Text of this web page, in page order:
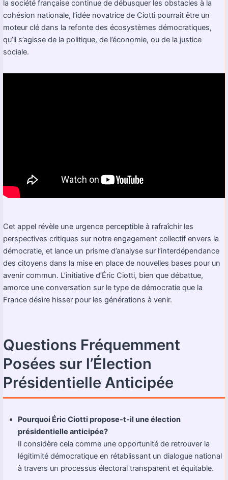
la société française continue de débusquer les obstacles à la
cohésion nationale, l’idée novatrice de Ciotti pourrait être un
moteur clé dans la refonte des écosystèmes démocratiques,
qu’il s’agisse de la politique, de l’économie, ou de la justice
sociale.
Cet appel révèle une urgence perceptible à rafraîchir les
perspectives critiques sur notre engagement collectif envers la
démocratie, et lance un prisme d’analyse sur l’interdépendance
des citoyens dans la mise en place de nouvelles bases pour un
avenir commun. L’initiative d’Éric Ciotti, bien que débattue,
amorce une conversation sur le type de démocratie que la
France désire hisser pour les générations à venir.
Questions Fréquemment
Posées sur l’Élection
Présidentielle Anticipée
Pourquoi Éric Ciotti propose-t-il une élection
présidentielle anticipée?
Il considère cela comme une opportunité de retrouver la
légitimité démocratique en rétablissant un dialogue national
à travers un processus électoral transparent et équitable.